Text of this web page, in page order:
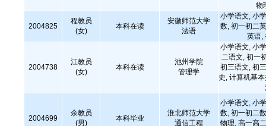
物
2004825
程教员
(女)
本科在读
安徽师范大学
法语
小学语文, 小
数, 初一初二
英语,
2004738
江教员
(女)
本科在读
池州学院
管理学
小学语文, 小
二语文, 初一
初三语文, 初
史, 计算机基
2004699
余教员
(男)
本科毕业
淮北师范大学
通信工程
小学语文, 小
数, 初一初二
物理, 高一高